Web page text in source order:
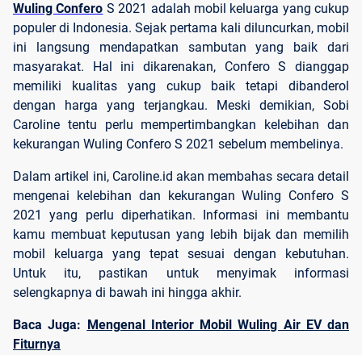
Wuling Confero S 2021 adalah mobil keluarga yang cukup
populer di Indonesia. Sejak pertama kali diluncurkan, mobil
ini langsung mendapatkan sambutan yang baik dari
masyarakat. Hal ini dikarenakan, Confero S dianggap
memiliki kualitas yang cukup baik tetapi dibanderol
dengan harga yang terjangkau. Meski demikian, Sobi
Caroline tentu perlu mempertimbangkan kelebihan dan
kekurangan Wuling Confero S 2021 sebelum membelinya.
Dalam artikel ini, Caroline.id akan membahas secara detail
mengenai kelebihan dan kekurangan Wuling Confero S
2021 yang perlu diperhatikan. Informasi ini membantu
kamu membuat keputusan yang lebih bijak dan memilih
mobil keluarga yang tepat sesuai dengan kebutuhan.
Untuk itu, pastikan untuk menyimak informasi
selengkapnya di bawah ini hingga akhir.
Baca Juga: Mengenal Interior Mobil Wuling Air EV dan
Fiturnya